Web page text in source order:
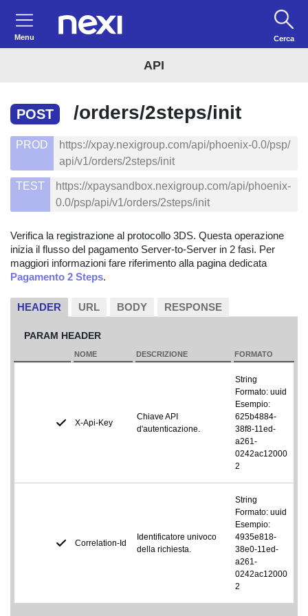
Menu Cerca
API
POST /orders/2steps/init
PROD
https://xpay.nexigroup.com/api/phoenix-0.0/psp/
api/v1/orders/2steps/init
TEST
https://xpaysandbox.nexigroup.com/api/phoenix-
0.0/psp/api/v1/orders/2steps/init
Verifica la registrazione al protocollo 3DS. Questa operazione
inizia il flusso del pagamento Server-to-Server in 2 fasi. Per
maggiori informazioni fare riferimento alla pagina dedicata
Pagamento 2 Steps.
HEADER URL BODY RESPONSE
PARAM HEADER
NOME DESCRIZIONE FORMATO
X-Api-Key
Chiave API
d'autenticazione.
String
Formato: uuid
Esempio:
625b4884-
38f8-11ed-
a261-
0242ac12000
2
Correlation-Id
Identificatore univoco
della richiesta.
String
Formato: uuid
Esempio:
4935e818-
38e0-11ed-
a261-
0242ac12000
2